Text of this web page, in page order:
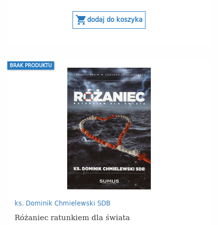
shopping_cartdodaj do koszyka
ks. Dominik Chmielewski SDB
Różaniec ratunkiem dla świata
BRAK PRODUKTU